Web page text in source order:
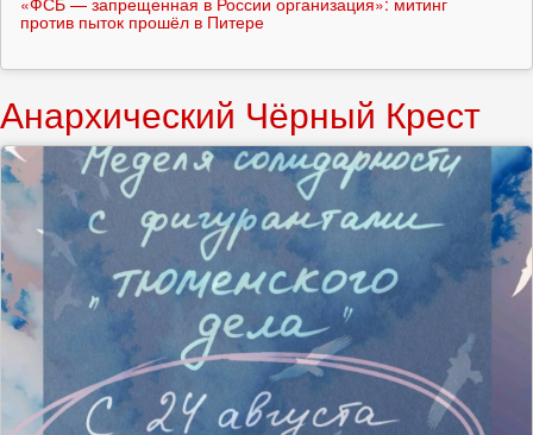
против пыток прошёл в Питере
Анархический Чёрный Крест